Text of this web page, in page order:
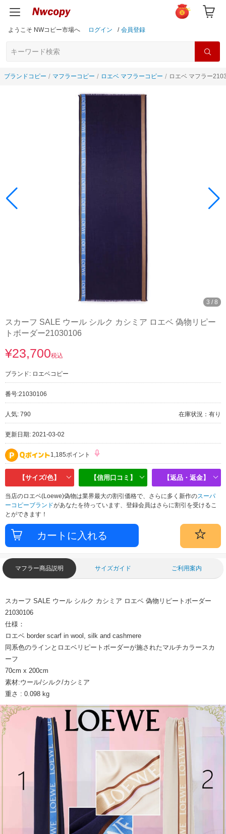
ようこそ NWコピー市場へ ログイン / 会員登録
ブランドコピー マフラーコピー ロエベ マフラーコピー ロエベ マフラー
3 / 8
スカーフ SALE ウール シルク カシミア ロエベ 偽物リピー
トボーダー21030106
¥23,700税込
ブランド: ロエベコピー
番号:21030106
人気: 790 在庫状況：有り
更新日期: 2021-03-02
1,185ポイント
【サイズ/色】 【信用口コミ】 【返品・返金】
当店のロエベ(Loewe)偽物は業界最大の割引価格で、さらに多く新作のスーパ
ーコピーブランドがあなたを待っています、登録会員はさらに割引を受けるこ
とができます！
マフラー商品説明 サイズガイド ご利用案内
スカーフ SALE ウール シルク カシミア ロエベ 偽物リピートボーダー
21030106
仕様：
ロエベ border scarf in wool, silk and cashmere
同系色のラインとロエベリピートボーダーが施されたマルチカラースカ
ーフ
70cm x 200cm
素材:ウール/シルク/カシミア
重さ : 0.098 kg